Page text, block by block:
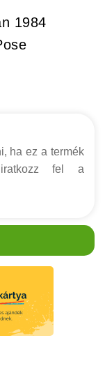
1984
ha ez a termék
fel a